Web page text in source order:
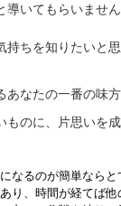
導いてもらいません
持ちを知りたいと
なたの一番の味方
のに、片思いを
なるのが簡単なら
り、時間が経てば